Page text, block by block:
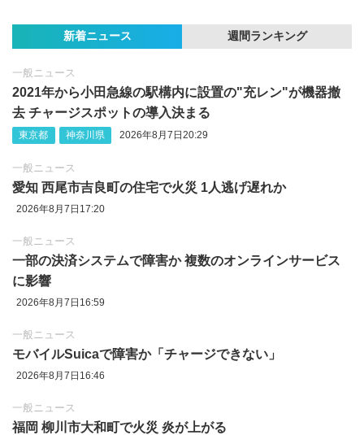
新着ニュース 週間ランキング
一般ニュース
2021年から小田急線の駅構内に設置の"充レン"が機器撤
去 チャージスポットの導入決まる
東京都 神奈川県 2026年8月7日20:29
一般ニュース
愛知 西尾市吉良町の住宅で火災 1人逃げ遅れか
2026年8月7日17:20
一般ニュース
一部の決済システムで障害か 複数のオンラインサービス
に影響
2026年8月7日16:59
一般ニュース
モバイルSuicaで障害か「チャージできない」
2026年8月7日16:46
一般ニュース
福岡 柳川市大和町で火災 炎が上がる